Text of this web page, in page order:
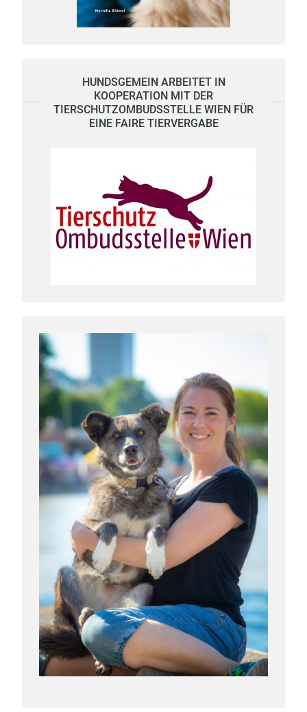
HUNDSGEMEIN ARBEITET IN
KOOPERATION MIT DER
TIERSCHUTZOMBUDSSTELLE WIEN FÜR
EINE FAIRE TIERVERGABE